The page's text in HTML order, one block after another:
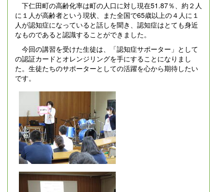
下仁田町の高齢化率は町の人口に対し現在51.87％、約２人
に１人が高齢者という現状、また全国で65歳以上の４人に１
人が認知症になっていると話しを聞き、認知症はとても身近
なものであると認識することができました。
今回の講習を受けた生徒は、「認知症サポーター」として
の認証カードとオレンジリングを手にすることになりまし
た。生徒たちのサポーターとしての活躍を心から期待したい
です。